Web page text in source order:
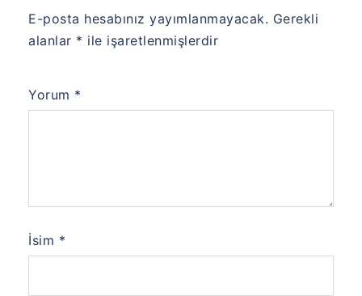
E-posta hesabınız yayımlanmayacak. Gerekli
alanlar * ile işaretlenmişlerdir
Yorum *
İsim *